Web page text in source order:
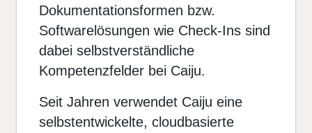
Dokumentationsformen bzw.
Softwarelösungen wie Check-Ins sind
dabei selbstverständliche
Kompetenzfelder bei Caiju.
Seit Jahren verwendet Caiju eine
selbstentwickelte, cloudbasierte